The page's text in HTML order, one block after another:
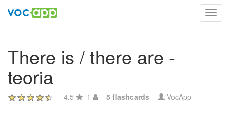
There is / there are -
teoria
4.5 1 5 flashcards VocApp